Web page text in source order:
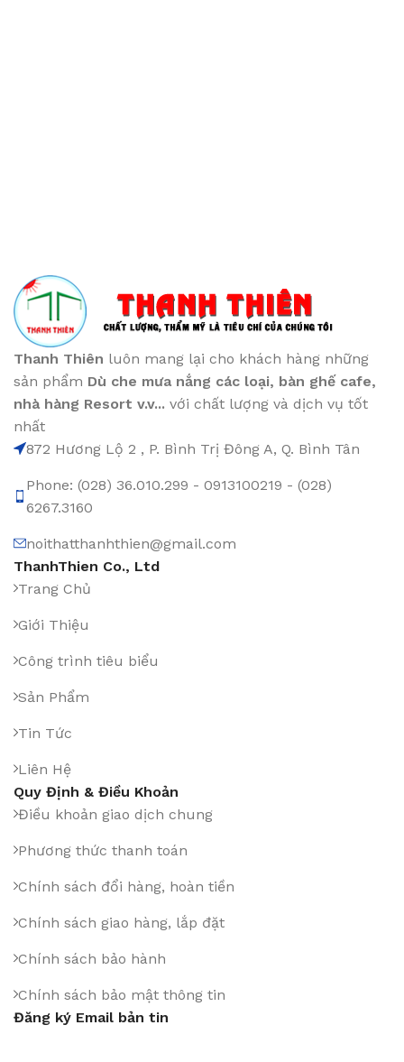
Thanh Thiên luôn mang lại cho khách hàng những
sản phẩm Dù che mưa nắng các loại, bàn ghế cafe,
nhà hàng Resort v.v... với chất lượng và dịch vụ tốt
nhất
872 Hương Lộ 2 , P. Bình Trị Đông A, Q. Bình Tân
Phone: (028) 36.010.299 - 0913100219 - (028)
6267.3160
noithatthanhthien@gmail.com
ThanhThien Co., Ltd
Trang Chủ
Giới Thiệu
Công trình tiêu biểu
Sản Phẩm
Tin Tức
Liên Hệ
Quy Định & Điều Khoản
Điều khoản giao dịch chung
Phương thức thanh toán
Chính sách đổi hàng, hoàn tiền
Chính sách giao hàng, lắp đặt
Chính sách bảo hành
Chính sách bảo mật thông tin
Đăng ký Email bản tin